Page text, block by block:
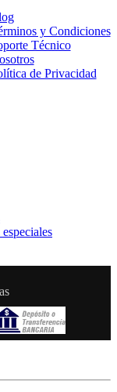
y Condiciones
Técnico
de Privacidad